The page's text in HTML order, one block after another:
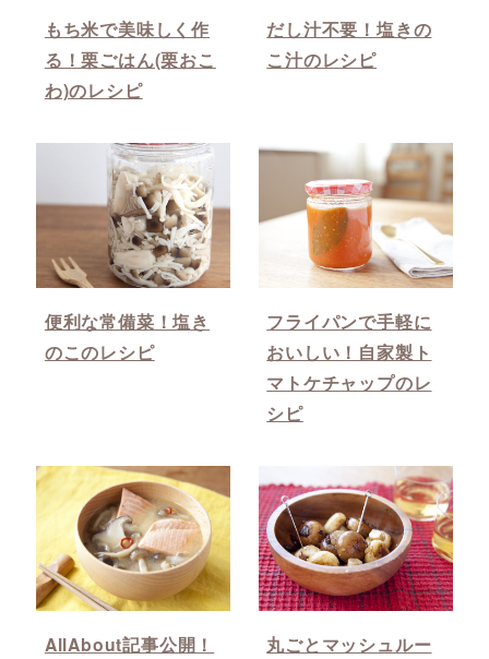
もち米で美味しく作
る！栗ごはん(栗おこ
わ)のレシピ
だし汁不要！塩きの
こ汁のレシピ
便利な常備菜！塩き
のこのレシピ
フライパンで手軽に
おいしい！自家製ト
マトケチャップのレ
シピ
AllAbout記事公開！
丸ごとマッシュルー